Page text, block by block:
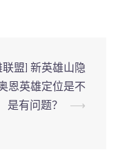
联盟] 新英雄山隐
恩英雄定位是不
是有问题？
⟶